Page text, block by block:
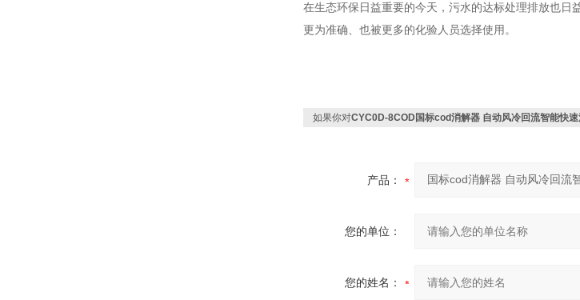
在生态环保日益重要的今天，污水的达标处理排放也日
更为准确、也被更多的化验人员选择使用。
如果你对CYC0D-8COD国标cod消解器 自动风冷回流智能快
产品：
您的单位：
您的姓名：